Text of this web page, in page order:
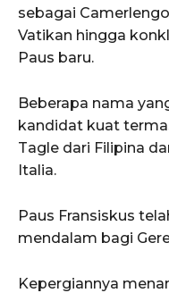
sebagai
Vatikan hingga
Paus baru.
Beberapa nama
kandidat kuat
Tagle dari Filipina
Italia.
Paus Fransiskus
mendalam bagi
Kepergiannya